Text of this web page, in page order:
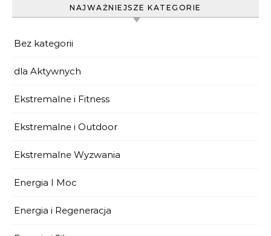
NAJWAŻNIEJSZE KATEGORIE
Bez kategorii
dla Aktywnych
Ekstremalne i Fitness
Ekstremalne i Outdoor
Ekstremalne Wyzwania
Energia I Moc
Energia i Regeneracja